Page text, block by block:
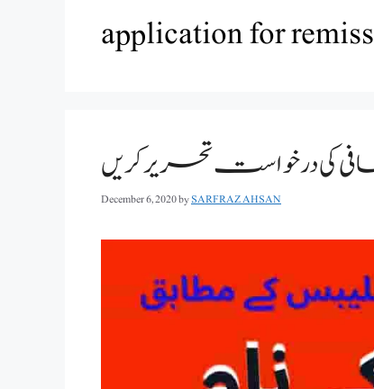
application for
کی درخواست تحریر کریں
December 6, 2020bySARFRAZ AHSAN